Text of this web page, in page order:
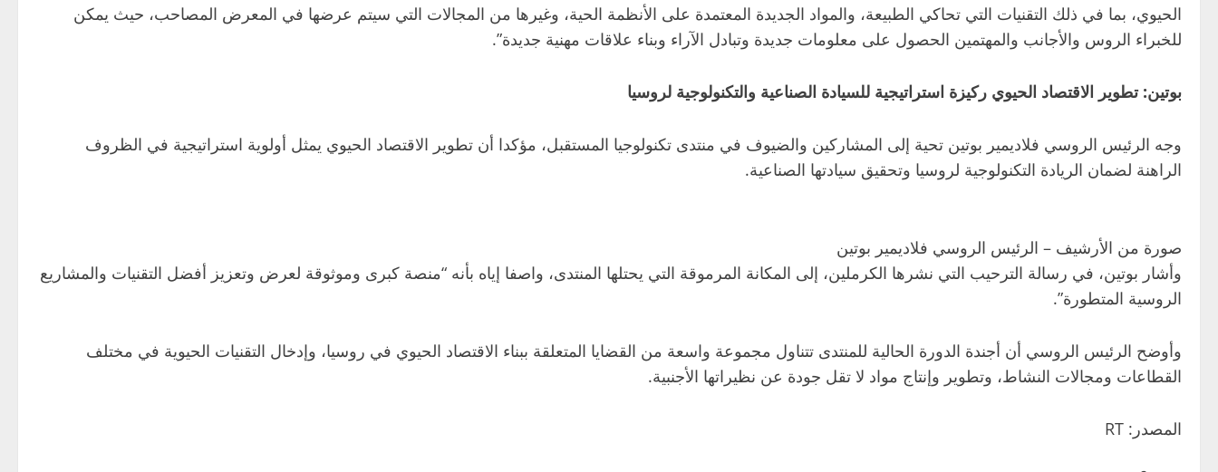
الحيوي، بما في ذلك التقنيات التي تحاكي الطبيعة، والمواد الجديدة المعتمدة على الأنظمة الحية، وغيرها من المجالات التي سيتم عرضها في المعرض المصاحب، حيث يمكن
للخبراء الروس والأجانب والمهتمين الحصول على معلومات جديدة وتبادل الآراء وبناء علاقات مهنية جديدة”.
بوتين: تطوير الاقتصاد الحيوي ركيزة استراتيجية للسيادة الصناعية والتكنولوجية لروسيا
وجه الرئيس الروسي فلاديمير بوتين تحية إلى المشاركين والضيوف في منتدى تكنولوجيا المستقبل، مؤكدا أن تطوير الاقتصاد الحيوي يمثل أولوية استراتيجية في الظروف
الراهنة لضمان الريادة التكنولوجية لروسيا وتحقيق سيادتها الصناعية.
صورة من الأرشيف – الرئيس الروسي فلاديمير بوتين
وأشار بوتين، في رسالة الترحيب التي نشرها الكرملين، إلى المكانة المرموقة التي يحتلها المنتدى، واصفا إياه بأنه “منصة كبرى وموثوقة لعرض وتعزيز أفضل التقنيات والمشاريع
الروسية المتطورة”.
وأوضح الرئيس الروسي أن أجندة الدورة الحالية للمنتدى تتناول مجموعة واسعة من القضايا المتعلقة ببناء الاقتصاد الحيوي في روسيا، وإدخال التقنيات الحيوية في مختلف
القطاعات ومجالات النشاط، وتطوير وإنتاج مواد لا تقل جودة عن نظيراتها الأجنبية.
المصدر: RT